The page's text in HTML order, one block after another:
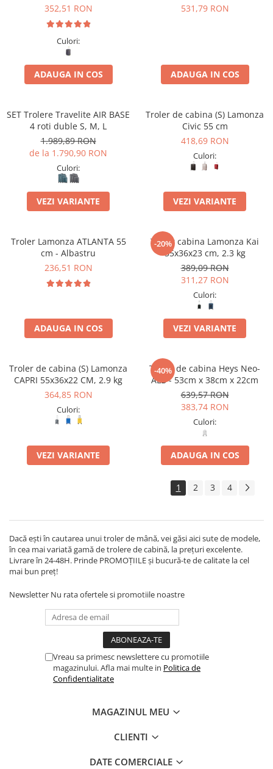
352,51 RON
Culori:
ADAUGA IN COS
531,79 RON
ADAUGA IN COS
SET Trolere Travelite AIR BASE
4 roti duble S, M, L
1.989,89 RON
de la 1.790,90 RON
Culori:
VEZI VARIANTE
Troler de cabina (S) Lamonza
Civic 55 cm
418,69 RON
Culori:
VEZI VARIANTE
Troler Lamonza ATLANTA 55
cm - Albastru
236,51 RON
ADAUGA IN COS
-20%
Troler cabina Lamonza Kai
55x36x23 cm, 2.3 kg
389,09 RON
311,27 RON
Culori:
VEZI VARIANTE
Troler de cabina (S) Lamonza
CAPRI 55x36x22 CM, 2.9 kg
364,85 RON
Culori:
VEZI VARIANTE
-40%
Troler de cabina Heys Neo-
ALB - 53cm x 38cm x 22cm
639,57 RON
383,74 RON
Culori:
ADAUGA IN COS
1 2 3 4
Dacă ești în cautarea unui troler de mână, vei găsi aici sute de modele,
în cea mai variată gamă de trolere de cabină, la prețuri excelente.
Livrare în 24-48H. Prinde PROMOȚIILE și bucură-te de calitate la cel
mai bun preț!
Newsletter Nu rata ofertele si promotiile noastre
Vreau sa primesc newslettere cu promotiile
magazinului. Afla mai multe in Politica de
Confidentialitate
MAGAZINUL MEU
CLIENTI
DATE COMERCIALE